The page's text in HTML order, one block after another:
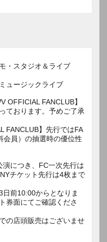
・スタジオ＆ライブ
ュージックライブ
OFFICIAL FANCLUB】
ております。予めご了承
FANCLUB】先行ではFA
会員）の抽選時の優位性
につき、FC一次先行は
チケット先行は4枚まで
前10:00からとなりま
券面にてご確認くださ
の店頭販売はございませ